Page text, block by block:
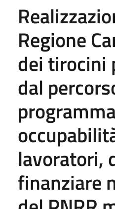
Regione
dei tirocini
dal
lavoratori,
finanziare